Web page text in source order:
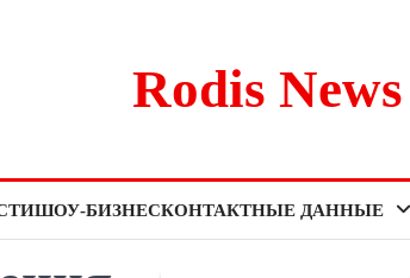
Rodis News
ШОУ-БИЗНЕСКОНТАКТНЫЕ ДАННЫЕ